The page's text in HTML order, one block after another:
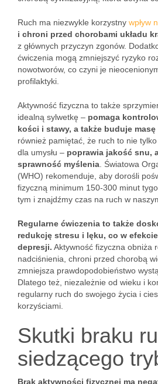
Ruch ma niezwykle korzystny wpływ
i chroni przed chorobami układu
z głównych przyczyn zgonów.
ćwiczenia mogą zmniejszyć ryzyko
nowotworów, co czyni je
profilaktyki.
Aktywność fizyczna to także
idealną sylwetkę – pomaga
kości i stawy, a także buduje
również pamiętać, że ruch to nie
dla umysłu – poprawia jakość snu,
sprawność myślenia . Światowa
(WHO) rekomenduje, aby dorośli
fizyczną minimum 150-300 minut
tym i znajdźmy czas na ruch w
Regularne ćwiczenia to także
redukcję stresu i lęku, co w
depresji. Aktywność fizyczna obniża
nadciśnienia, chroni przed chorobą
zmniejsza prawdopodobieństwo
Dlatego też, niezależnie od wieku i
regularny ruch do swojego życia i
korzyściami.
Skutki braku
siedzącego
Brak aktywności fizycznej ma